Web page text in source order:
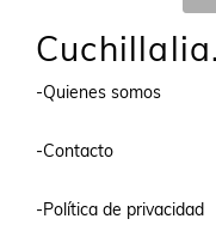
-Quienes somos
-Contacto
-Política de privacidad